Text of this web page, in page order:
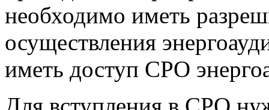
необходимо иметь
осуществления
иметь доступ СРО